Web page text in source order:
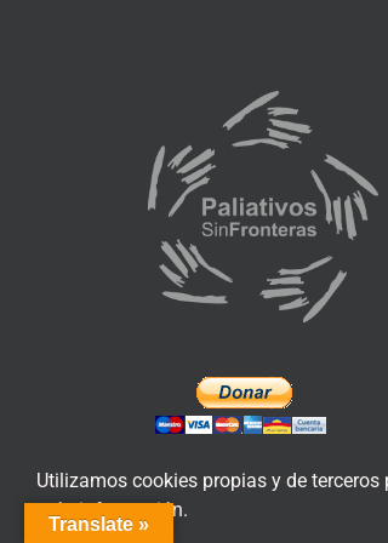
Translate »
Utilizamos cookies propias y de
más información.